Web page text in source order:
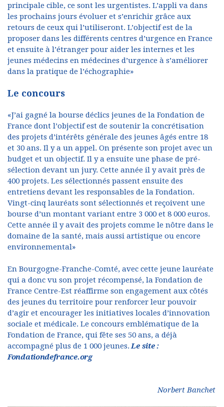
principale cible, ce sont les urgentistes. L’appli va dans
les prochains jours évoluer et s’enrichir grâce aux
retours de ceux qui l’utiliseront. L’objectif est de la
proposer dans les différents centres d’urgence en France
et ensuite à l’étranger pour aider les internes et les
jeunes médecins en médecines d’urgence à s’améliorer
dans la pratique de l’échographie»
Le concours
«J’ai gagné la bourse déclics jeunes de la Fondation de
France dont l’objectif est de soutenir la concrétisation
des projets d’intérêts générale des jeunes âgés entre 18
et 30 ans. Il y a un appel. On présente son projet avec un
budget et un objectif. Il y a ensuite une phase de pré-
sélection devant un jury. Cette année il y avait près de
400 projets. Les sélectionnés passent ensuite des
entretiens devant les responsables de la Fondation.
Vingt-cinq lauréats sont sélectionnés et reçoivent une
bourse d’un montant variant entre 3 000 et 8 000 euros.
Cette année il y avait des projets comme le nôtre dans le
domaine de la santé, mais aussi artistique ou encore
environnemental»
En Bourgogne-Franche-Comté, avec cette jeune lauréate
qui a donc vu son projet récompensé, la Fondation de
France Centre-Est réaffirme son engagement aux côtés
des jeunes du territoire pour renforcer leur pouvoir
d’agir et encourager les initiatives locales d’innovation
sociale et médicale. Le concours emblématique de la
Fondation de France, qui fête ses 50 ans, a déjà
accompagné plus de 1 000 jeunes.Le site :
Fondationdefrance.org
Norbert Banchet